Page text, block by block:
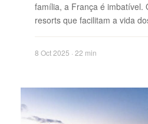
família, a França é imbatível.
resorts que facilitam a vida
divertidos para as crianças.
8 Oct 2025 · 22 min